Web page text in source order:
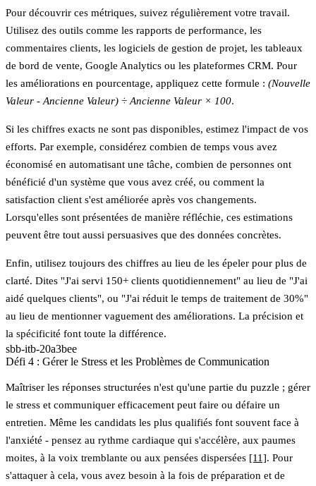
Pour découvrir ces métriques, suivez régulièrement votre travail.
Utilisez des outils comme les rapports de performance, les
commentaires clients, les logiciels de gestion de projet, les tableaux
de bord de vente, Google Analytics ou les plateformes CRM. Pour
les améliorations en pourcentage, appliquez cette formule : (Nouvelle
Valeur - Ancienne Valeur) ÷ Ancienne Valeur × 100.
Si les chiffres exacts ne sont pas disponibles, estimez l'impact de vos
efforts. Par exemple, considérez combien de temps vous avez
économisé en automatisant une tâche, combien de personnes ont
bénéficié d'un système que vous avez créé, ou comment la
satisfaction client s'est améliorée après vos changements.
Lorsqu'elles sont présentées de manière réfléchie, ces estimations
peuvent être tout aussi persuasives que des données concrètes.
Enfin, utilisez toujours des chiffres au lieu de les épeler pour plus de
clarté. Dites "J'ai servi 150+ clients quotidiennement" au lieu de "J'ai
aidé quelques clients", ou "J'ai réduit le temps de traitement de 30%"
au lieu de mentionner vaguement des améliorations. La précision et
la spécificité font toute la différence.
sbb-itb-20a3bee
Défi 4 : Gérer le Stress et les Problèmes de Communication
Maîtriser les réponses structurées n'est qu'une partie du puzzle ; gérer
le stress et communiquer efficacement peut faire ou défaire un
entretien. Même les candidats les plus qualifiés font souvent face à
l'anxiété - pensez au rythme cardiaque qui s'accélère, aux paumes
moites, à la voix tremblante ou aux pensées dispersées [11]. Pour
s'attaquer à cela, vous avez besoin à la fois de préparation et de